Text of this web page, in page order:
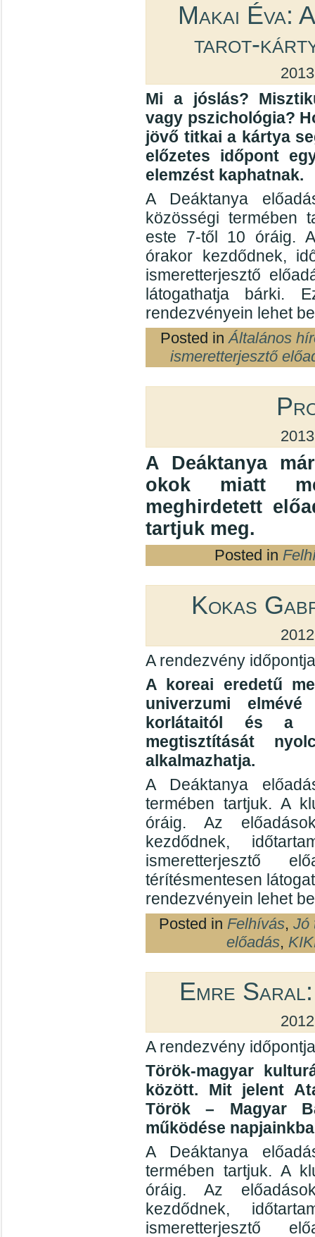
Makai Éva:
tarot-
Mi a jóslás?
vagy pszichológia?
jövő titkai a kártya
előzetes időpont
elemzést kaphatnak.
A Deáktanya
közösségi termében
este 7-től 10 óráig.
órakor kezdődnek,
ismeretterjesztő
látogathatja bárki.
rendezvényein lehet
Posted inÁltalános
ismeretterjesztő
A Deáktanya
okok miatt
meghirdetett
tartjuk meg.
Posted in
Kokas
A rendezvény
A koreai eredetű
univerzumi
korlátaitól és a
megtisztítását
alkalmazhatja.
A Deáktanya
termében tartjuk. A
óráig. Az
kezdődnek,
ismeretterjesztő
térítésmentesen
rendezvényein lehet
Posted in Felhívás, Jó
előadás,
Emre
A rendezvény
Török-magyar
között. Mit jelent
Török – Magyar
működése
A Deáktanya
termében tartjuk. A
óráig. Az
kezdődnek,
ismeretterjesztő